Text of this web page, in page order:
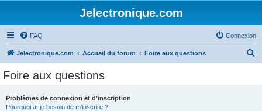
Jelectronique.com
FAQ Connexion
Jelectronique.com Accueil du forum Foire aux questions
Foire aux questions
Problèmes de connexion et d’inscription
Pourquoi ai-je besoin de m’inscrire ?